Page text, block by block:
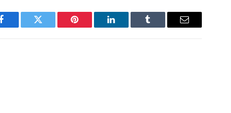
Facebook Twitter Pinterest LinkedIn Tumblr Email